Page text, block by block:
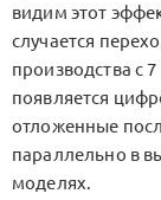
видим этот
случается
производства с
появляется
отложенные
параллельно в
моделях.